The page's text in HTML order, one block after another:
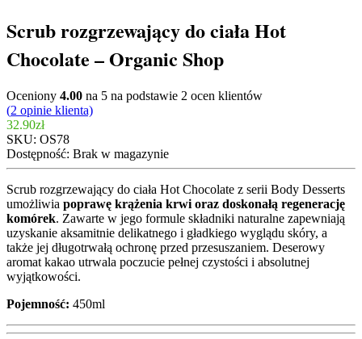
Scrub rozgrzewający do ciała Hot
Chocolate – Organic Shop
Oceniony 4.00 na 5 na podstawie 2 ocen klientów
(2 opinie klienta)
32.90zł
SKU: OS78
Dostępność: Brak w magazynie
Scrub rozgrzewający do ciała Hot Chocolate z serii Body Desserts
umożliwia poprawę krążenia krwi oraz doskonałą regenerację
komórek. Zawarte w jego formule składniki naturalne zapewniają
uzyskanie aksamitnie delikatnego i gładkiego wyglądu skóry, a
także jej długotrwałą ochronę przed przesuszaniem. Deserowy
aromat kakao utrwala poczucie pełnej czystości i absolutnej
wyjątkowości.
Pojemność: 450ml